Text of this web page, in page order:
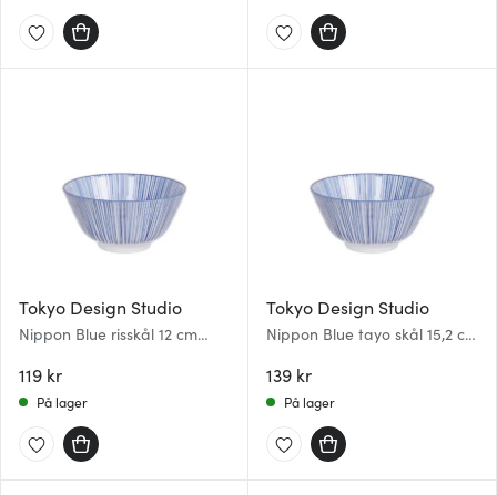
Tokyo Design Studio
Nippon Blue risskål 12 cm
119 kr
På lager
Tokyo Design Studio
Nippon Blue tayo skål 15,2 cm
139 kr
På lager